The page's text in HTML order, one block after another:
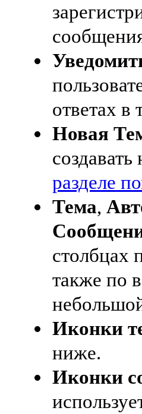
ответах в
Новая
разделе
Тема,
столбцах
также по
Иконки
ниже.
Иконки